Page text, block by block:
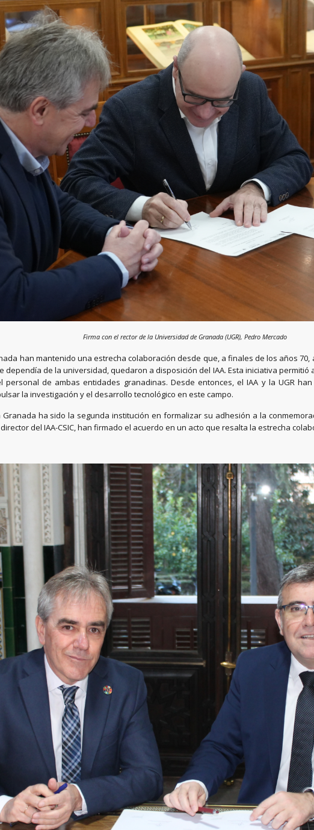
Firma con el rector de la Universidad de Granada (UGR), Pedro Mercado
han mantenido una estrecha colaboración desde que, a finales de los años
de la universidad, quedaron a disposición del IAA. Esta iniciativa permitió
de ambas entidades granadinas. Desde entonces, el IAA y la UGR
la investigación y el desarrollo tecnológico en este campo.
ha sido la segunda institución en formalizar su adhesión a la
del IAA-CSIC, han firmado el acuerdo en un acto que resalta la estrecha